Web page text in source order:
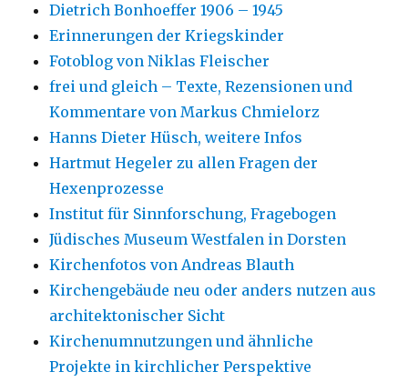
Dietrich Bonhoeffer 1906 – 1945
Erinnerungen der Kriegskinder
Fotoblog von Niklas Fleischer
frei und gleich – Texte, Rezensionen und
Kommentare von Markus Chmielorz
Hanns Dieter Hüsch, weitere Infos
Hartmut Hegeler zu allen Fragen der
Hexenprozesse
Institut für Sinnforschung, Fragebogen
Jüdisches Museum Westfalen in Dorsten
Kirchenfotos von Andreas Blauth
Kirchengebäude neu oder anders nutzen aus
architektonischer Sicht
Kirchenumnutzungen und ähnliche
Projekte in kirchlicher Perspektive